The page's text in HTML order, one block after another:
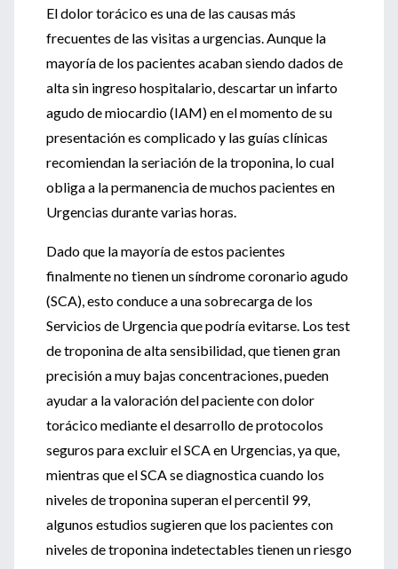
El dolor torácico es una de las causas más
frecuentes de las visitas a urgencias. Aunque la
mayoría de los pacientes acaban siendo dados de
alta sin ingreso hospitalario, descartar un infarto
agudo de miocardio (IAM) en el momento de su
presentación es complicado y las guías clínicas
recomiendan la seriación de la troponina, lo cual
obliga a la permanencia de muchos pacientes en
Urgencias durante varias horas.
Dado que la mayoría de estos pacientes
finalmente no tienen un síndrome coronario agudo
(SCA), esto conduce a una sobrecarga de los
Servicios de Urgencia que podría evitarse. Los test
de troponina de alta sensibilidad, que tienen gran
precisión a muy bajas concentraciones, pueden
ayudar a la valoración del paciente con dolor
torácico mediante el desarrollo de protocolos
seguros para excluir el SCA en Urgencias, ya que,
mientras que el SCA se diagnostica cuando los
niveles de troponina superan el percentil 99,
algunos estudios sugieren que los pacientes con
niveles de troponina indetectables tienen un riesgo